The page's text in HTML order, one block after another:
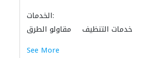
الخدمات:
مقاولو الطرق
خدمات التنظيف
الأسوار والبوابات
See More